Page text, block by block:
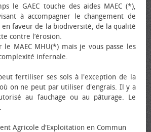
le GAEC touche des aides MAEC (*),
à accompagner le changement de
en faveur de la biodiversité, de la qualité
contre l’érosion.
MAEC MHU(*) mais je vous passe les
infernale.
fertiliser ses sols à l'exception de la
on ne peut par utiliser d'engrais. Il y a
au fauchage ou au pâturage. Le
Agricole d'Exploitation en Commun